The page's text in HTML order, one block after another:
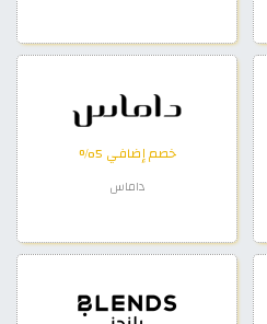
خصم إضافي 5%
داماس